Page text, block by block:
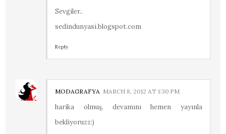
Sevgiler..
sedindunyasi.blogspot.com
Reply
MODAGRAFYA MARCH 8, 2012 AT 1:30 PM
harika olmuş, devamını hemen yayınla
bekliyoruzz:)